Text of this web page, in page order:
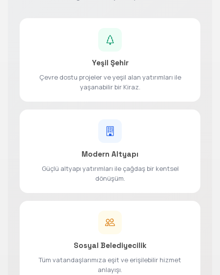
Yeşil Şehir
Çevre dostu projeler ve yeşil alan yatırımları ile
yaşanabilir bir Kiraz.
Modern Altyapı
Güçlü altyapı yatırımları ile çağdaş bir kentsel
dönüşüm.
Sosyal Belediyecilik
Tüm vatandaşlarımıza eşit ve erişilebilir hizmet
anlayışı.